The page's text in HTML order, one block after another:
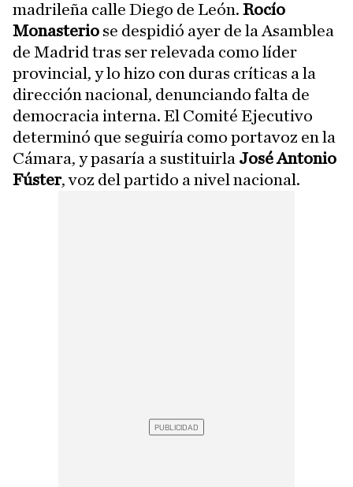
madrileña calle Diego de León. Rocío
Monasterio se despidió ayer de la Asamblea
de Madrid tras ser relevada como líder
provincial, y lo hizo con duras críticas a la
dirección nacional, denunciando falta de
democracia interna. El Comité Ejecutivo
determinó que seguiría como portavoz en la
Cámara, y pasaría a sustituirla José Antonio
Fúster, voz del partido a nivel nacional.